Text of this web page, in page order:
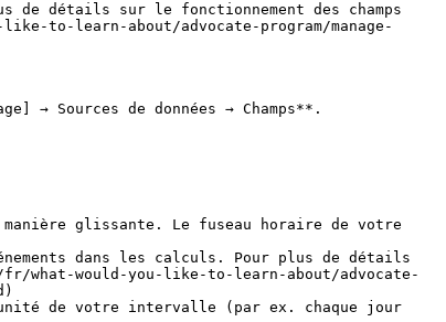
de détails sur le fonctionnement des champs
to-learn-about/advocate-program/manage-
→ Sources de données → Champs**.
glissante. Le fuseau horaire de votre
would-you-like-to-learn-about/advocate-
unité de votre intervalle (par ex. chaque jour